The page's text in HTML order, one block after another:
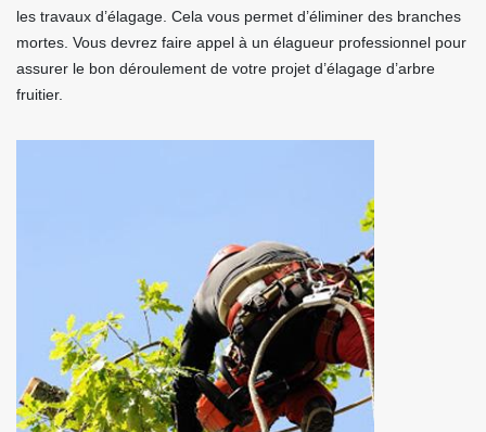
les travaux d’élagage. Cela vous permet d’éliminer des branches
mortes. Vous devrez faire appel à un élagueur professionnel pour
assurer le bon déroulement de votre projet d’élagage d’arbre
fruitier.